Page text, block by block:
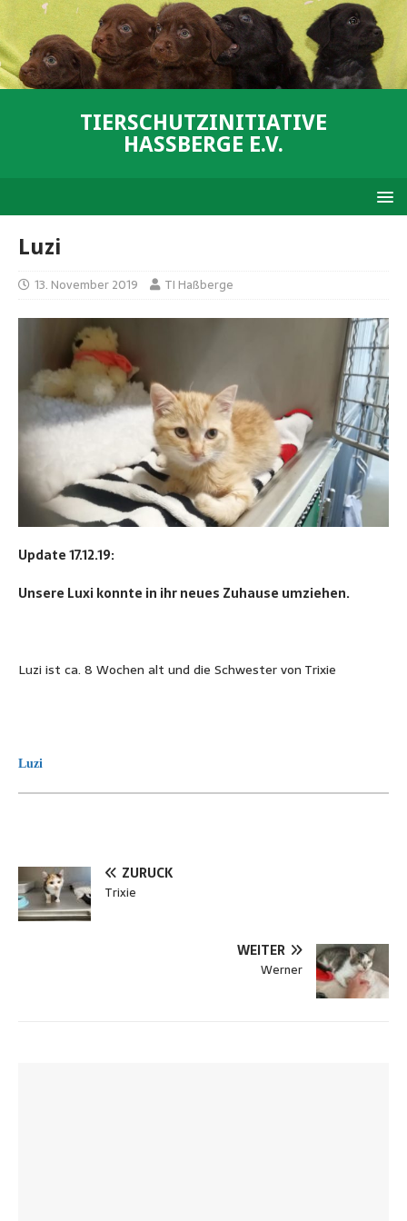
TIERSCHUTZINITIATIVE
HASSBERGE E.V.
Luzi
13. November 2019 TI Haßberge
Update 17.12.19:
Unsere Luxi konnte in ihr neues Zuhause umziehen.
Luzi ist ca. 8 Wochen alt und die Schwester von Trixie
Luzi
ZURÜCK
Trixie
WEITER
Werner